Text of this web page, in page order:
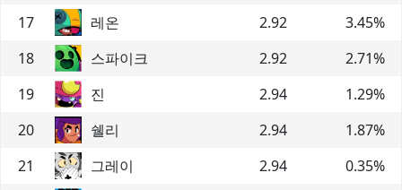
17 레온 2.92 3.45%
18
스파이크 2.92 2.71%
19
진 2.94 1.29%
20
쉘리 2.94 1.87%
21
그레이 2.94 0.35%